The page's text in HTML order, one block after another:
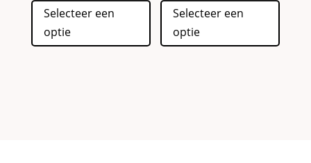
Selecteer een
optie
product
heeft
meerdere
Selecteer een
optie